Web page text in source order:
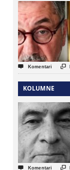
 Komentari 
KOLUMNE
 Komentari 